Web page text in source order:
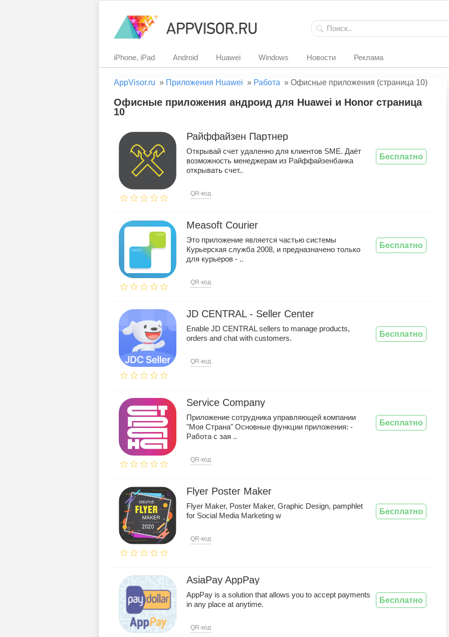
iPhone, iPad Android Huawei Windows Новости Реклама
AppVisor.ru » Приложения Huawei » Работа » Офисные приложения (страница 10)
Офисные приложения андроид для Huawei и Honor страница
10
Райффайзен Партнер
Открывай счет удаленно для клиентов SME. Даёт
возможность менеджерам из Райффайзенбанка
открывать счет..
QR-код
Бесплатно
Measoft Courier
Это приложение является частью системы
Курьерская служба 2008, и предназначено только
для курьеров - ..
QR-код
Бесплатно
JD CENTRAL - Seller Center
Enable JD CENTRAL sellers to manage products,
orders and chat with customers.
QR-код
Бесплатно
Service Company
Приложение сотрудника управляющей компании
"Моя Страна" Основные функции приложения: -
Работа с зая ..
QR-код
Бесплатно
Flyer Poster Maker
Flyer Maker, Poster Maker, Graphic Design, pamphlet
for Social Media Marketing w
QR-код
Бесплатно
AsiaPay AppPay
AppPay is a solution that allows you to accept payments
in any place at anytime.
QR-код
Бесплатно